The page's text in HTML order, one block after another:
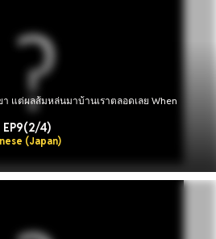
แต่ผลส้มหล่นมาบ้านเราตลอดเลย When
4)
(Japan)